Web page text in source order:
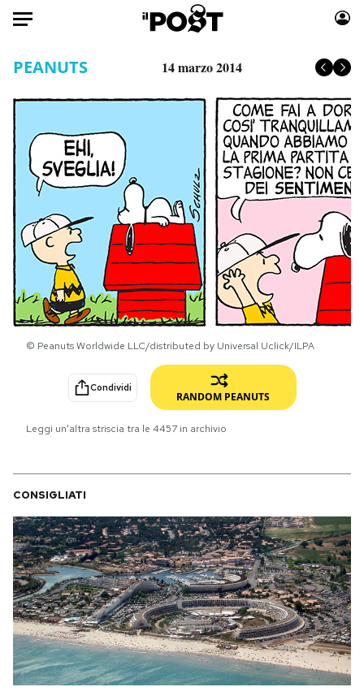
HOME
Italia
Mondo
Politica
Internet
Scienza
Cultura
Economia
Sport
Moda
Libri
Consumismi
Storie/Idee
Ok Boomer!
Media
Europa
Altrecose
Mondiali calcio 2026
PODCAST
I MIEI PREFERITI
SHOP
CALENDARIO
AREA PERSONALE
PEANUTS 14 marzo 2014
© Peanuts Worldwide LLC/distributed by Universal Uclick/ILPA
Condividi
RANDOM PEANUTS
Leggi un'altra striscia tra le 4457 in archivio
CONSIGLIATI